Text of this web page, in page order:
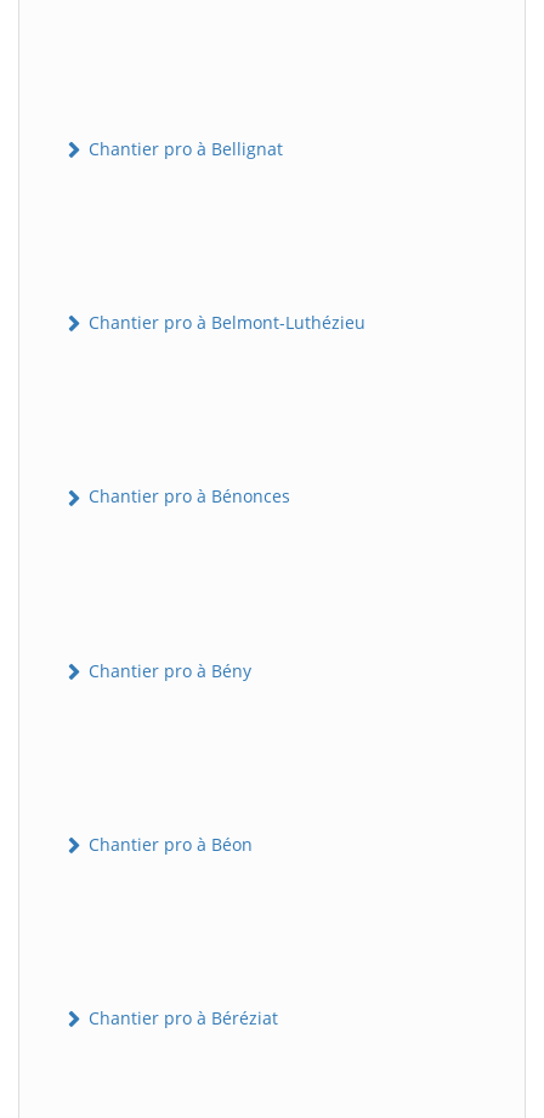
Chantier pro à Bellignat
Chantier pro à Belmont-Luthézieu
Chantier pro à Bénonces
Chantier pro à Bény
Chantier pro à Béon
Chantier pro à Béréziat